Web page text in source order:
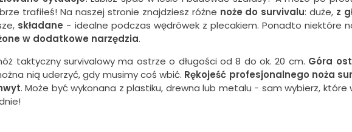
trafiłeś! Na naszej stronie znajdziesz różne noże do survivalu: duże, z
składane - idealne podczas wędrówek z plecakiem. Ponadto niektóre
w dodatkowe narzędzia.
taktyczny survivalowy ma ostrze o długości od 8 do ok. 20 cm. Góra
nią uderzyć, gdy musimy coś wbić. Rękojeść profesjonalnego noża
. Może być wykonana z plastiku, drewna lub metalu - sam wybierz,